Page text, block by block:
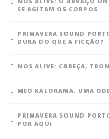
SE AGITAM OS CORPOS
PRIMAVERA SOUND
DURA DO QUE A FICÇÃO?
NOS ALIVE: CABEÇA,
MEO KALORAMA: UMA
PRIMAVERA SOUND
POR AQUI